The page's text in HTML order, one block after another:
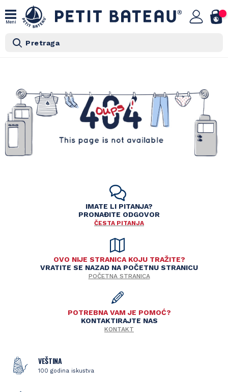
Meni
Pretraga
IMATE LI PITANJA?
PRONAĐITE ODGOVOR
ČESTA PITANJA
OVO NIJE STRANICA KOJU TRAŽITE?
VRATITE SE NAZAD NA POČETNU STRANICU
POČETNA STRANICA
POTREBNA VAM JE POMOĆ?
KONTAKTIRAJTE NAS
KONTAKT
VEŠTINA
100 godina iskustva